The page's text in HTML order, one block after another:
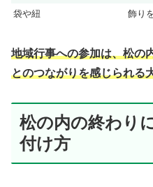
袋や紐
飾り
地域行事への参加は、松の
とのつながりを感じられる
松の内の終わり
付け方